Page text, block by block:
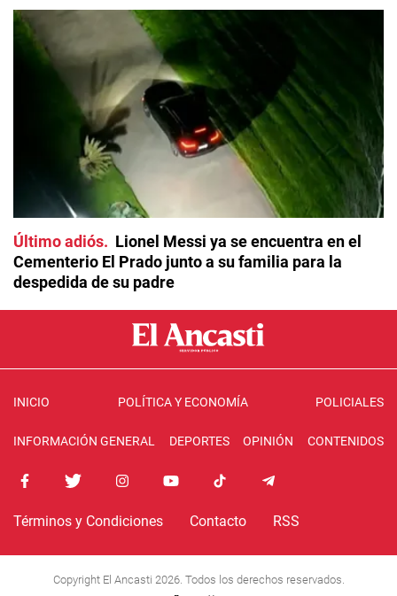
Último adiós
Lionel Messi ya se encuentra en el
Cementerio El Prado junto a su familia para la
despedida de su padre
INICIO POLÍTICA Y ECONOMÍA POLICIALES
INFORMACIÓN GENERAL DEPORTES OPINIÓN CONTENIDOS
Términos y Condiciones Contacto RSS
Copyright El Ancasti 2026. Todos los derechos reservados.